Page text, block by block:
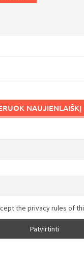
NAUJIENLAIŠKĮ
the privacy rules of